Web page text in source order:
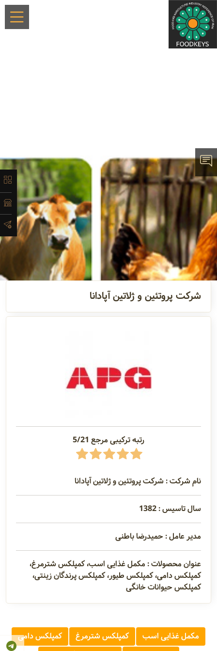
×
لیست
محصولات
آدرس و
اطلاعات
تماس
مدیران و
مسئولین
شرکت پروتئین و ژلاتین آپادانا
رتبه ترکیبی مرجع 5/21
نام شرکت : شرکت پروتئین و ژلاتین آپادانا
سال تاسیس : 1382
مدیر عامل : حمیدرضا باطنی
عنوان محصولات : مکمل غذایی اسب، کمپلکس شترمرغ،
کمپلکس دامی، کمپلکس طیور، کمپلکس پرندگان زینتی،
کمپلکس حیوانات خانگی
مکمل غذایی اسب کمپلکس شترمرغ
کمپلکس دامی